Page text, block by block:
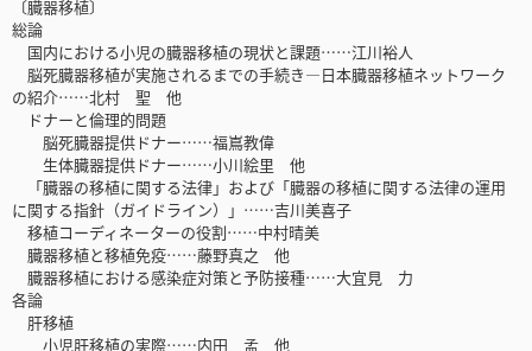
〔臓器移植〕
総論
国内における小児の臓器移植の現状と課題……江川裕人
脳死臓器移植が実施されるまでの手続き―日本臓器移植ネットワーク
の紹介……北村 聖 他
ドナーと倫理的問題
脳死臓器提供ドナー……福嶌教偉
生体臓器提供ドナー……小川絵里 他
「臓器の移植に関する法律」および「臓器の移植に関する法律の運用
に関する指針（ガイドライン）」……吉川美喜子
移植コーディネーターの役割……中村晴美
臓器移植と移植免疫……藤野真之 他
臓器移植における感染症対策と予防接種……大宜見 力
各論
肝移植
小児肝移植の実際……内田 孟 他